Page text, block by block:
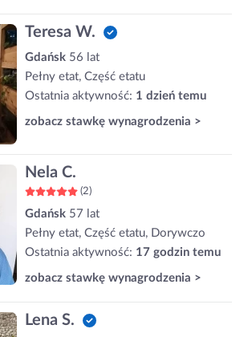
Teresa W.
Gdańsk 56 lat
Pełny etat, Część etatu
Ostatnia aktywność: 1 dzień temu
zobacz stawkę wynagrodzenia >
Nela C.
(2)
Gdańsk 57 lat
Pełny etat, Część etatu, Dorywczo
Ostatnia aktywność: 17 godzin temu
zobacz stawkę wynagrodzenia >
Lena S.